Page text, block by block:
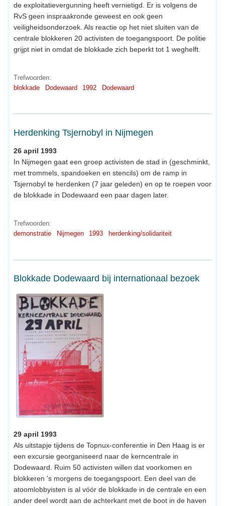
de exploitatievergunning heeft vernietigd. Er is volgens de
RvS geen inspraakronde geweest en ook geen
veiligheidsonderzoek. Als reactie op het niet sluiten van de
centrale blokkeren 20 activisten de toegangspoort. De politie
grijpt niet in omdat de blokkade zich beperkt tot 1 weghelft.
Trefwoorden:
blokkade
Dodewaard 1992 Dodewaard
Herdenking Tsjernobyl in Nijmegen
26 april 1993
In Nijmegen gaat een groep activisten de stad in (geschminkt,
met trommels, spandoeken en stencils) om de ramp in
Tsjernobyl te herdenken (7 jaar geleden) en op te roepen voor
de blokkade in Dodewaard een paar dagen later.
Trefwoorden:
demonstratie
Nijmegen 1993 herdenking/solidariteit
Blokkade Dodewaard bij internationaal bezoek
29 april 1993
Als uitstapje tijdens de Topnux-conferentie in Den Haag is er
een excursie georganiseerd naar de kerncentrale in
Dodewaard. Ruim 50 activisten willen dat voorkomen en
blokkeren 's morgens de toegangspoort. Een deel van de
atoomlobbyisten is al vóór de blokkade in de centrale en een
ander deel wordt aan de achterkant met de boot in de haven